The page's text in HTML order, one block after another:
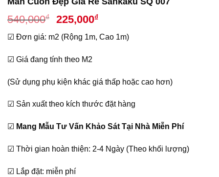
540,000₫
Giá
gốc
là:
540,000₫.
225,000₫Giá
tại
☑ Đơn giá: m2 (Rộng 1m, Cao 1m)
☑ Giá đang tính theo M2
(Sử dụng phụ kiện khác giá thấp hoặc cao hơn)
☑ Sản xuất theo kích thước đặt hàng
☑ Mang Mẫu Tư Vấn Khảo Sát Tại Nhà Miễn Phí
☑ Thời gian hoàn thiện: 2-4 Ngày (Theo khối lượng)
☑ Lắp đặt: miễn phí